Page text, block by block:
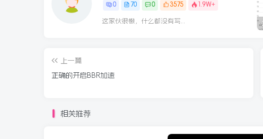
0 70 0 3575 1.9W+
这家伙很懒，什么都没有写...
上一篇
正确的开启BBR加速
相关推荐